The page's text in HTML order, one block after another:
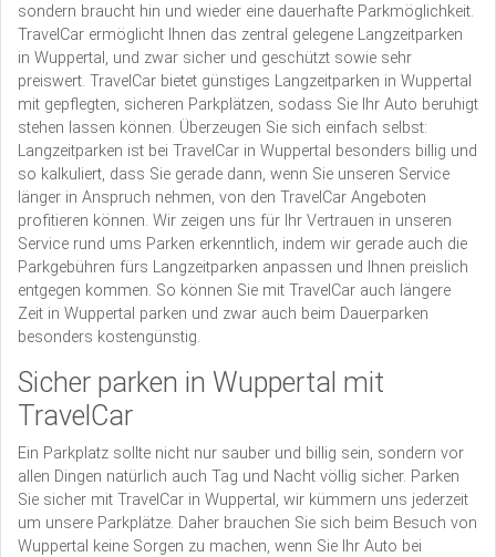
sondern braucht hin und wieder eine dauerhafte Parkmöglichkeit.
TravelCar ermöglicht Ihnen das zentral gelegene Langzeitparken
in Wuppertal, und zwar sicher und geschützt sowie sehr
preiswert. TravelCar bietet günstiges Langzeitparken in Wuppertal
mit gepflegten, sicheren Parkplätzen, sodass Sie Ihr Auto beruhigt
stehen lassen können. Überzeugen Sie sich einfach selbst:
Langzeitparken ist bei TravelCar in Wuppertal besonders billig und
so kalkuliert, dass Sie gerade dann, wenn Sie unseren Service
länger in Anspruch nehmen, von den TravelCar Angeboten
profitieren können. Wir zeigen uns für Ihr Vertrauen in unseren
Service rund ums Parken erkenntlich, indem wir gerade auch die
Parkgebühren fürs Langzeitparken anpassen und Ihnen preislich
entgegen kommen. So können Sie mit TravelCar auch längere
Zeit in Wuppertal parken und zwar auch beim Dauerparken
besonders kostengünstig.
Sicher parken in Wuppertal mit
TravelCar
Ein Parkplatz sollte nicht nur sauber und billig sein, sondern vor
allen Dingen natürlich auch Tag und Nacht völlig sicher. Parken
Sie sicher mit TravelCar in Wuppertal, wir kümmern uns jederzeit
um unsere Parkplätze. Daher brauchen Sie sich beim Besuch von
Wuppertal keine Sorgen zu machen, wenn Sie Ihr Auto bei